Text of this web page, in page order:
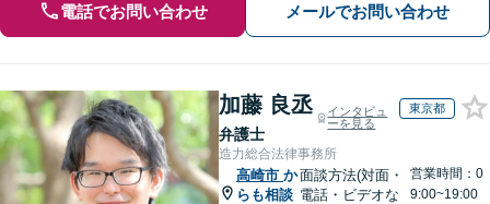
電話でお問い合わせ メールでお問い合わせ
加藤 良丞
弁護士
インタビュ
ーを見る
東京都
造力総合法律事務所
高崎市 か
らも相談
面談方法(対面・
電話・ビデオな
営業時間：0
9:00~19:00